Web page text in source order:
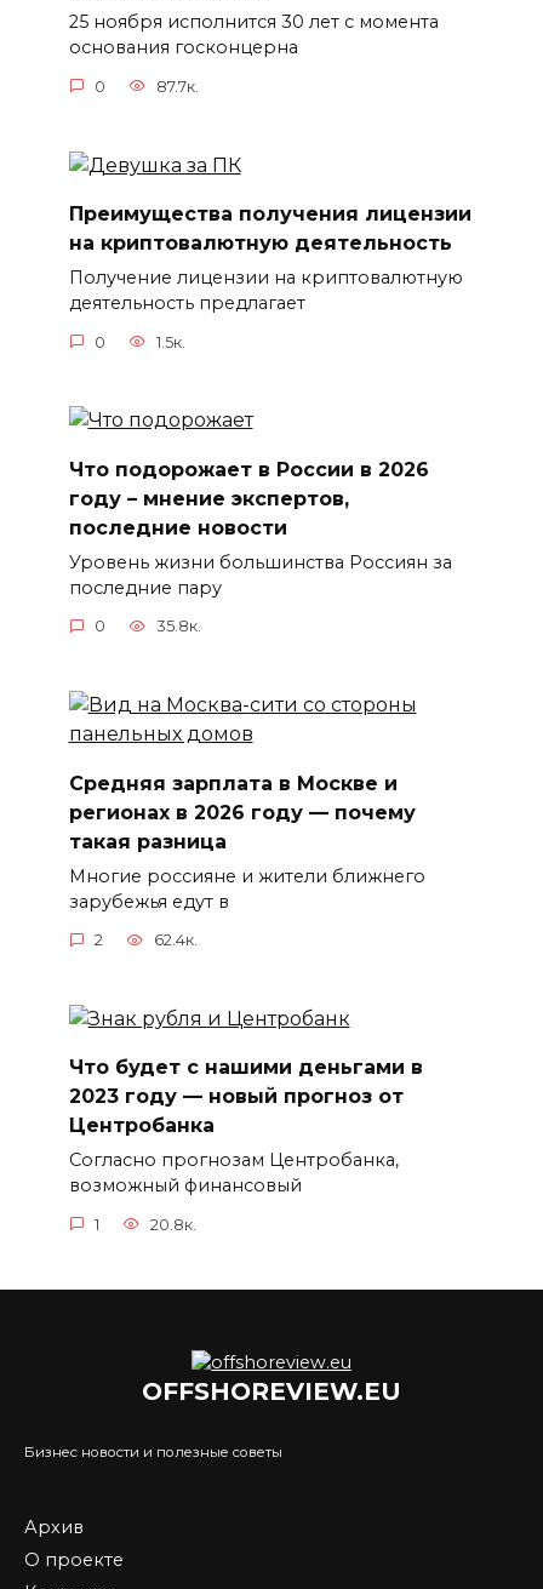
25 ноября исполнится 30 лет с момента
основания госконцерна
0 87.7к.
Преимущества получения лицензии
на криптовалютную деятельность
Получение лицензии на криптовалютную
деятельность предлагает
0 1.5к.
Что подорожает в России в 2026
году – мнение экспертов,
последние новости
Уровень жизни большинства Россиян за
последние пару
0 35.8к.
Средняя зарплата в Москве и
регионах в 2026 году — почему
такая разница
Многие россияне и жители ближнего
зарубежья едут в
2 62.4к.
Что будет с нашими деньгами в
2023 году — новый прогноз от
Центробанка
Согласно прогнозам Центробанка,
возможный финансовый
1 20.8к.
OFFSHOREVIEW.EU
Бизнес новости и полезные советы
Архив
О проекте